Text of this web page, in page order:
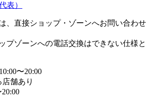
表）
、直接ショップ・ゾーンへお問い合わせ
プゾーンへの電話交換はできない仕様と
〜20:00
舗あり
20:00